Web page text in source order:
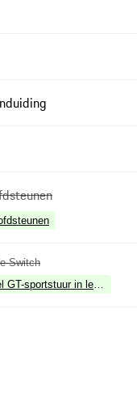
Switch
GT-sportstuur in leer incl.